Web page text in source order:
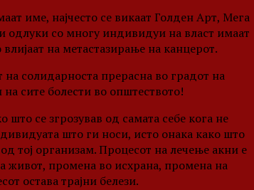
име, најчесто се викаат Голден Арт, Мега
со многу индивидуи на власт имаат
на метастазирање на канцерот.
на солидарноста прерасна во градот на
сите болести во општеството!
што се згрозував од самата себе кога не
што ги носи, исто онака како што
тој организам. Процесот на лечење акни е
живот, промена во исхрана, промена на
остава трајни белези.